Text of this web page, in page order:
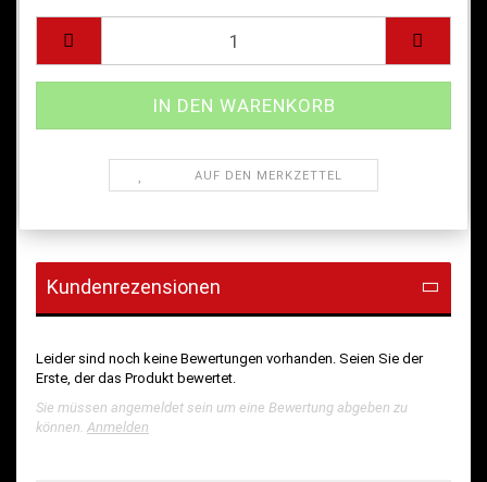
AUF DEN MERKZETTEL
Kundenrezensionen
Leider sind noch keine Bewertungen vorhanden. Seien Sie der
Erste, der das Produkt bewertet.
Sie müssen angemeldet sein um eine Bewertung abgeben zu
können. Anmelden